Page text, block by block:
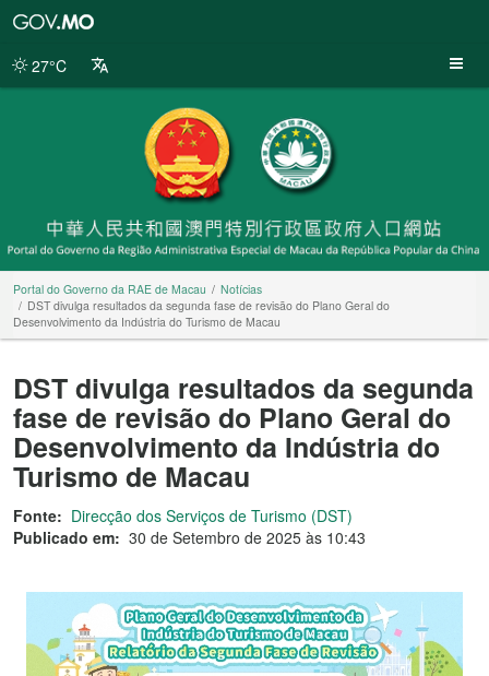
da
27°C
Portal do Governo da RAE de Macau
Notícias
DST divulga resultados da segunda fase de revisão do Plano Geral do
Desenvolvimento da Indústria do Turismo de Macau
DST divulga resultados da segunda
fase de revisão do Plano Geral do
Desenvolvimento da Indústria do
Turismo de Macau
Fonte: Direcção dos Serviços de Turismo (DST)
Publicado em: 30 de Setembro de 2025 às 10:43